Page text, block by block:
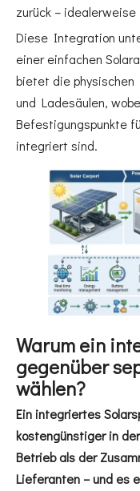
zurück –
Diese Integration
einer einfachen
bietet die physischen
und Ladesäulen,
Befestigungspunkte
integriert sind.
Warum ein
gegenüber
wählen?
Ein integriertes
kostengünstiger in
Betrieb als der
Lieferanten – und es